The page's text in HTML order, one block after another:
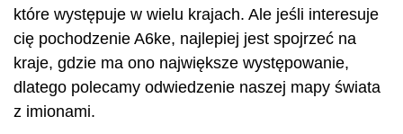
które występuje w wielu krajach. Ale jeśli interesuje
cię pochodzenie A6ke, najlepiej jest spojrzeć na
kraje, gdzie ma ono największe występowanie,
dlatego polecamy odwiedzenie naszej mapy świata
z imionami.